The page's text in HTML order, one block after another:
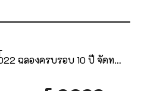
ฉลองครบรอบ 10 ปี จัดท…